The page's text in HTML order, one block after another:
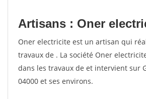
Artisans : Oner
Oner electricite est un artisan qui
travaux de . La société Oner
dans les travaux de et intervient sur
04000 et ses environs.